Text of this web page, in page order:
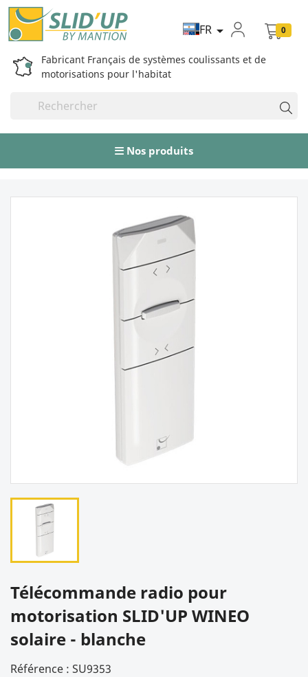
Fabricant Français de systèmes coulissants et de
motorisations pour l'habitat
FR  0
Nos produits
Télécommande radio pour
motorisation SLID'UP WINEO
solaire - blanche
Référence : SU9353